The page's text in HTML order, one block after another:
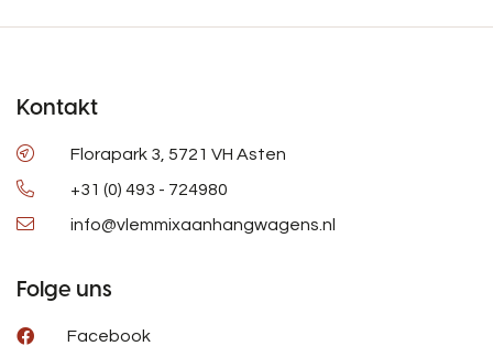
Kontakt
Florapark 3, 5721 VH Asten
+31 (0) 493 - 724980
info@vlemmixaanhangwagens.nl
Folge uns
Facebook